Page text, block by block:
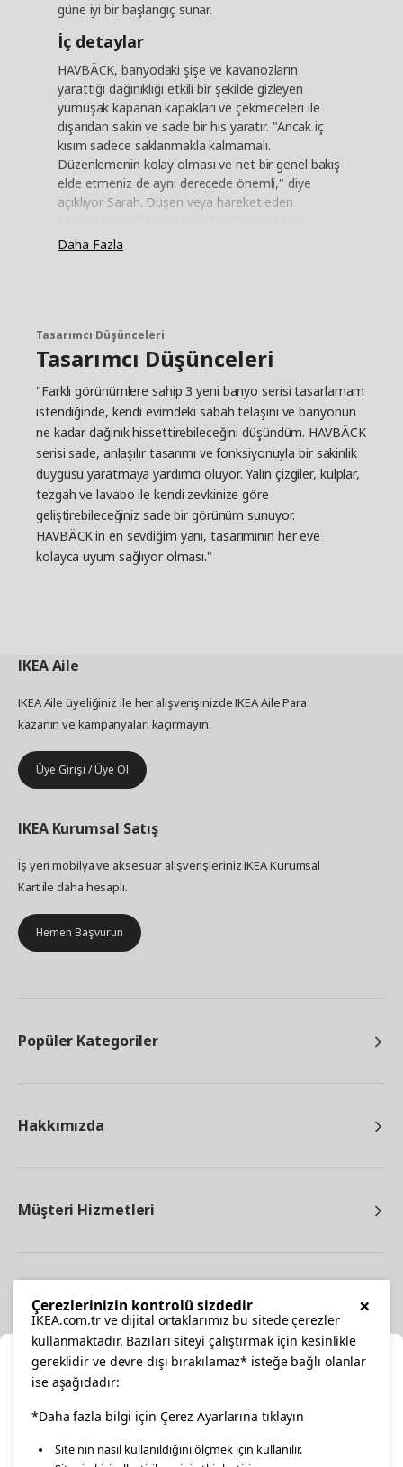
güne iyi bir başlangıç sunar.
İç detaylar
HAVBÄCK, banyodaki şişe ve kavanozların
yarattığı dağınıklığı etkili bir şekilde gizleyen
yumuşak kapanan kapakları ve çekmeceleri ile
dışarıdan sakin ve sade bir his yaratır. "Ancak iç
kısım sadece saklanmakla kalmamalı.
Düzenlemenin kolay olması ve net bir genel bakış
elde etmeniz de aynı derecede önemli," diye
açıklıyor Sarah. Düşen veya hareket eden
çekmecelere sabitlenmiştir. "VISSLAÅN ve
Banyoya dönüşen kombinasyonlar
Banyo mobilyaları çeşitli genişliklere sahiptir ve
hem banyonuza hem de ihtiyaçlarınıza uygun
mükemmel kombinasyonu bulmak için birçok
farklı lavabo arasından seçim yapabilirsiniz.
Örneğin, çift lavaboya sahip daha geniş bir banyo
makyaj ünitesi, sabah koşuşturması sırasında
daha iyi akış için bir çözüm olabilirken, daha derin
bir lavabo bazen elle yıkamak istiyorsanız
mükemmeldir. Ayrıca, HAVBÄCK'ın montajı önceki
banyo ailelerimizin çoğundan daha kolaydır.
"Küçük bir fiş sayesinde, parçaları tek bir alet
kullanmadan kolayca bir araya getirebilirsiniz.
Daha Fazla
Tasarımcı Düşünceleri
Tasarımcı Düşünceleri
"Farklı görünümlere sahip 3 yeni banyo serisi tasarlamam
istendiğinde, kendi evimdeki sabah telaşını ve banyonun
ne kadar dağınık hissettirebileceğini düşündüm. HAVBÄCK
serisi sade, anlaşılır tasarımı ve fonksiyonuyla bir sakinlik
duygusu yaratmaya yardımcı oluyor. Yalın çizgiler, kulplar,
tezgah ve lavabo ile kendi zevkinize göre
geliştirebileceğiniz sade bir görünüm sunuyor.
HAVBÄCK'in en sevdiğim yanı, tasarımının her eve
kolayca uyum sağlıyor olması."
IKEAAile
IKEA Aile üyeliğiniz ile her alışverişinizde IKEA Aile Para
kazanın ve kampanyaları kaçırmayın.
Üye Girişi / Üye Ol
IKEA Kurumsal Satış
İş yeri mobilya ve aksesuar alışverişleriniz IKEA Kurumsal
Kart ile daha hesaplı.
Hemen Başvurun
Popüler Kategoriler
Hakkımızda
Müşteri Hizmetleri
facebooktwitterinstagrampinterestyoutube
Konumunuzu Seçin
×
Çerezlerinizin kontrolü sizdedir
IKEA.com.tr ve dijital ortaklarımız bu sitede çerezler
kullanmaktadır. Bazıları siteyi çalıştırmak için kesinlikle
gereklidir ve devre dışı bırakılamaz* isteğe bağlı olanlar
ise aşağıdadır:
*Daha fazla bilgi için Çerez Ayarlarına tıklayın
Site'nin nasıl kullanıldığını ölçmek için kullanılır.